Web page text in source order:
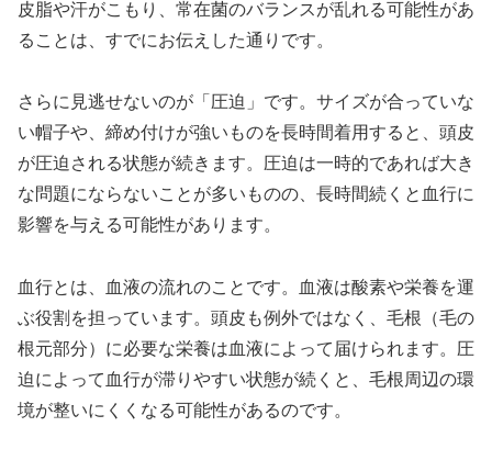
皮脂や汗がこもり、常在菌のバランスが乱れる可能性があ
ることは、すでにお伝えした通りです。
さらに見逃せないのが「圧迫」です。サイズが合っていな
い帽子や、締め付けが強いものを長時間着用すると、頭皮
が圧迫される状態が続きます。圧迫は一時的であれば大き
な問題にならないことが多いものの、長時間続くと血行に
影響を与える可能性があります。
血行とは、血液の流れのことです。血液は酸素や栄養を運
ぶ役割を担っています。頭皮も例外ではなく、毛根（毛の
根元部分）に必要な栄養は血液によって届けられます。圧
迫によって血行が滞りやすい状態が続くと、毛根周辺の環
境が整いにくくなる可能性があるのです。